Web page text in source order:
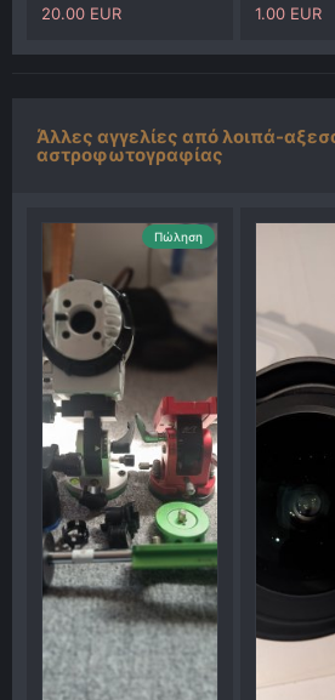
20.00 EUR 1.00 EUR
Άλλες αγγελίες από λοιπά-
αστροφωτογραφίας
Πώληση